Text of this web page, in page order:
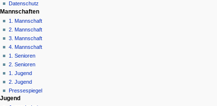
i
o
n
s
m
e
n
ü
Datenschutz
Mannschaften
1. Mannschaft
2. Mannschaft
3. Mannschaft
4. Mannschaft
1. Senioren
2. Senioren
1. Jugend
2. Jugend
Pressespiegel
Jugend